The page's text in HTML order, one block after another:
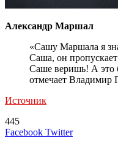
Александр Маршал
«Сашу Маршала я
Саша, он
Саше веришь! А это
отмечает Владимир
Источник
445
Facebook TwitterLinkedIn
Tumblr
Reddit
Вконтакте
Skype
Messenger
Messenger
WhatsApp
Telegram
Viber
Line
Поделиться
Печатать